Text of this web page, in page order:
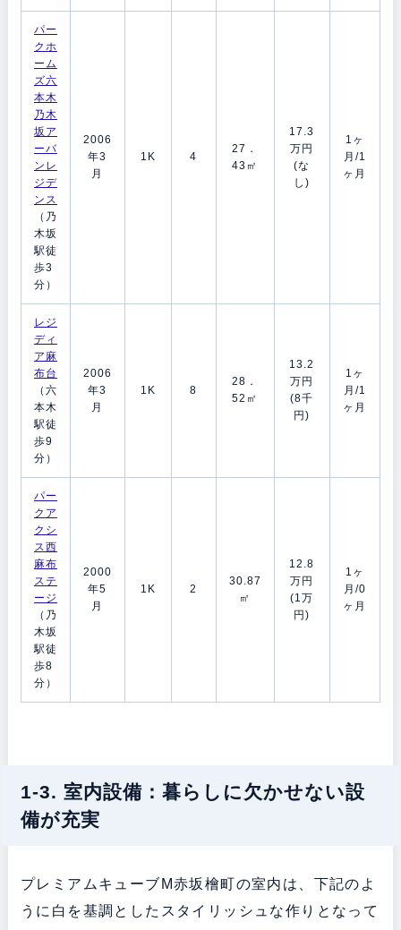
パー
クホ
ーム
ズ六
本木
乃木
坂ア
ーバ
ンレ
ジデ
ンス
（乃
木坂
駅徒
歩3
分）
2006
年3
月
1K 4
27．
43㎡
17.3
万円
(な
し)
1ヶ
月/1
ヶ月
レジ
ディ
ア麻
布台
（六
本木
駅徒
歩9
分）
2006
年3
月
1K 8
28．
52㎡
13.2
万円
(8千
円)
1ヶ
月/1
ヶ月
パー
クア
クシ
ス西
麻布
ステ
ージ
（乃
木坂
駅徒
歩8
分）
2000
年5
月
1K 2
30.87
㎡
12.8
万円
(1万
円)
1ヶ
月/0
ヶ月
1-3. 室内設備：暮らしに欠かせない設
備が充実
プレミアムキューブM赤坂檜町の室内は、下記のよ
うに白を基調としたスタイリッシュな作りとなって